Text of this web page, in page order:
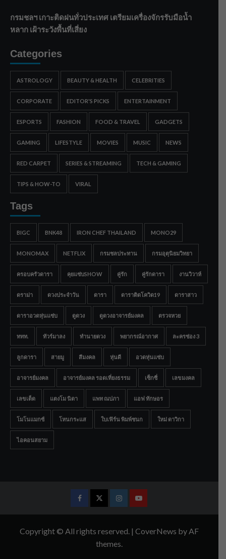
กรมชลฯ เกาะติดฝนทั่วประเทศ เตรียมเครื่องจักรรับมือน้ำ
หลาก เฝ้าระวังพื้นที่เสี่ยง
Categories
ASTROLOGY BEAUTY & HEALTH CELEBRITIES
CORPORATE EDITOR'S PICKS ENTERTAINMENT
ESPORTS FASHION FOOD & TRAVEL GADGETS
GAMING LIFESTYLE MOVIES MUSIC NEWS
RED CARPET SERIES & STREAMING TECH & GAMING
TIPS & HOW-TO VIRAL
Tags
BIGC BNK48 IRON CHEF THAILAND MONO29
MONOMAX NETFLIX กรมชลประทาน กรมอุตุนิยมวิทยา
ครอบครัวดารา คุยแซ่บSHOW คู่รัก คู่รักดารา งานวิวาห์
ดราม่า ดวงประจำวัน ดารา ดาราติดโควิด19 ดาราสาว
ดาราอวดหุ่นแซ่บ ดูดวง ดูดวงอาจารย์มงคล ตรวจหวย
ททท. ทัวร์มาลง ทำนายดวง พยากรณ์อากาศ ละครช่อง 3
ลูกดารา สายมู สีมงคล หุ่นดี อวดหุ่นแซ่บ
อาจารย์มงคล อาจารย์มงคล รอดเที่ยงธรรม เซ็กซี่ เลขมงคล
เลขเด็ด แตงโม นิดา แพท ณปภา แอฟ ทักษอร
โมโนแมกซ์ โหนกระแส ใบเฟิร์น พิมพ์ชนก ใหม่ ดาวิกา
ไอคอนสยาม
FacebookTwitterInstagramYoutube
Copyright © All rights reserved. | CoverNews by AF
themes.